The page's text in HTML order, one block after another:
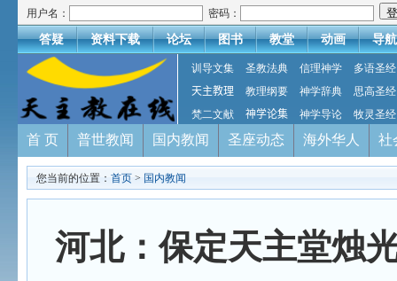
用户名： 密码：
答疑 资料下载 论坛 图书 教堂 动画 导航
训导文集 圣教法典 信理神学
多语圣经
天主教理
教理纲要 神学辞典
思高圣经
梵二文献
神学论集 神学导论 牧灵圣经
首 页 普世教闻 国内教闻 圣座动态 海外华人 社
您当前的位置： 首页 > 国内教闻
河北：保定天主堂烛